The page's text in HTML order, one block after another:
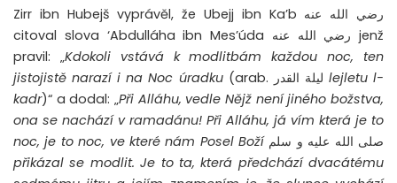
Zirr ibn Hubejš vyprávěl, že Ubejj ibn Ka’b رضي الله عنه
citoval slova ‘Abdulláha ibn Mes’úda رضي الله عنه jenž
pravil: „Kdokoli vstává k modlitbám každou noc, ten
jistojistě narazí i na Noc úradku
lejletu l-
kadr)“ a dodal: „Při Alláhu, vedle Nějž není jiného božstva,
ona se nachází v ramadánu! Při Alláhu, já vím která je to
noc, je to noc, ve které nám Posel Boží صلى الله عليه و سلم
přikázal se modlit. Je to ta, která předchází dvacátému